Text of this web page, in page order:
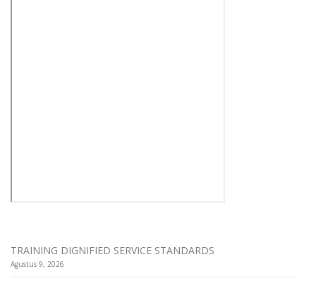
TRAINING DIGNIFIED SERVICE STANDARDS
Agustus 9, 2026